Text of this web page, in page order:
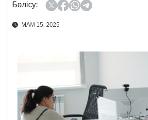
Бөлісу:
МАМ 15, 2025